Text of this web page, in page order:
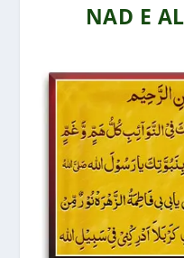
NAD E